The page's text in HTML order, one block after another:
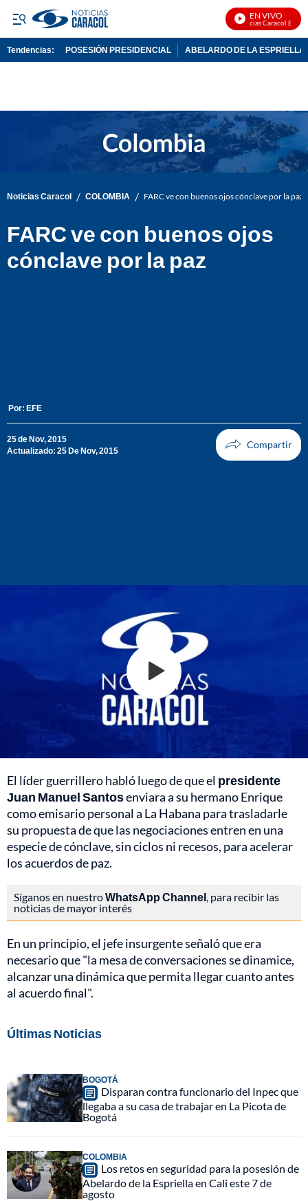
EN VIVO
Noticias Caracol En
Tendencias: POSESIÓN PRESIDENCIAL ABELARDO DE LA ESPRIELLA
Noticias Caracol / COLOMBIA / FARC ve con buenos ojos cónclave por la paz
FARC ve con buenos ojos
cónclave por la paz
Por: EFE
25 de Nov, 2015
Actualizado: 25 De Nov, 2015
El líder guerrillero habló luego de que el presidente
Juan Manuel Santosenviara a su hermano Enrique
como emisario personal a La Habana para trasladarle
su propuesta de que las negociaciones entren en una
especie de cónclave, sin ciclos ni recesos, para acelerar
los acuerdos de paz.
Síganos en nuestroWhatsApp Channel , para recibir las
noticias de mayor interés
En un principio, el jefe insurgente señaló que era
necesario que "la mesa de conversaciones se dinamice,
alcanzar una dinámica que permita llegar cuanto antes
al acuerdo final".
Últimas Noticias
BOGOTÁ
Disparan contra funcionario del Inpec que
llegaba a su casa de trabajar en La Picota de
Bogotá
COLOMBIA
Los retos en seguridad para la posesión de
Abelardo de la Espriella en Cali este 7 de
agosto